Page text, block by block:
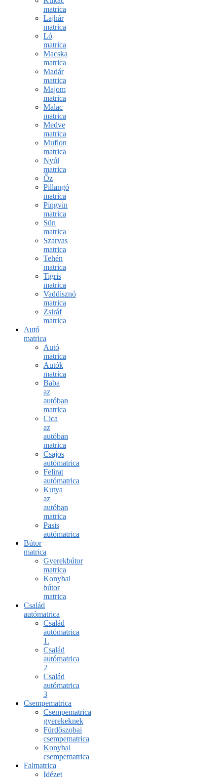
matrica
Lajhár
matrica
Ló
matrica
Macska
matrica
Madár
matrica
Majom
matrica
Malac
matrica
Medve
matrica
Muflon
matrica
Nyúl
matrica
Őz
Pillangó
matrica
Pingvin
matrica
Sün
matrica
Szarvas
matrica
Tehén
matrica
Tigris
matrica
Vaddisznó
matrica
Zsiráf
matrica
Autó
matrica
Autó
matrica
Autók
matrica
Baba
az
autóban
matrica
Cica
az
autóban
matrica
Csajos
autómatrica
Felirat
autómatrica
Kutya
az
autóban
matrica
Pasis
autómatrica
Bútor
matrica
Gyerekbútor
matrica
Konyhai
bútor
matrica
Család
autómatrica
Család
autómatrica
1.
Család
autómatrica
2
Család
autómatrica
3
Csempematrica
Csempematrica
gyerekeknek
Fürdőszobai
csempematrica
Konyhai
csempematrica
Falmatrica
Idézet